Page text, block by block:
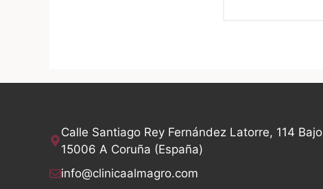
Calle Santiago Rey Fernández Latorre, 114 Bajo
15006 A Coruña (España)
info@clinicaalmagro.com